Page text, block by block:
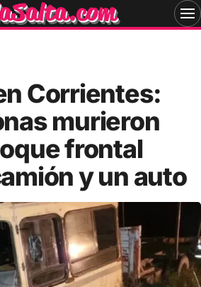
Corrientes:
murieron
frontal
y un auto